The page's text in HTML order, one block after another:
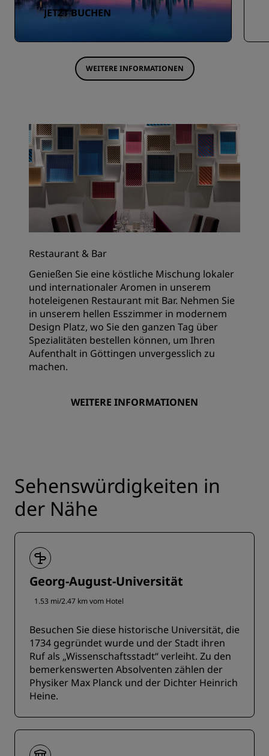
JETZT BUCHEN
WEITERE INFORMATIONEN
Restaurant & Bar
Genießen Sie eine köstliche Mischung lokaler
und internationaler Aromen in unserem
hoteleigenen Restaurant mit Bar. Nehmen Sie
in unserem hellen Esszimmer in modernem
Design Platz, wo Sie den ganzen Tag über
Spezialitäten bestellen können, um Ihren
Aufenthalt in Göttingen unvergesslich zu
machen.
WEITERE INFORMATIONEN
Sehenswürdigkeiten in
der Nähe
Georg-August-Universität
1.53 mi/2.47 km vom Hotel
Besuchen Sie diese historische Universität, die
1734 gegründet wurde und der Stadt ihren
Ruf als „Wissenschaftsstadt“ verleiht. Zu den
bemerkenswerten Absolventen zählen der
Physiker Max Planck und der Dichter Heinrich
Heine.